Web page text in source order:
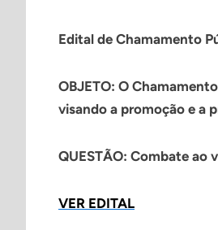
Edital de Chamamento
OBJETO: O
visando a promoção e a
QUESTÃO: Combate ao
VER EDITAL